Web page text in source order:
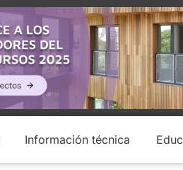
Información técnica